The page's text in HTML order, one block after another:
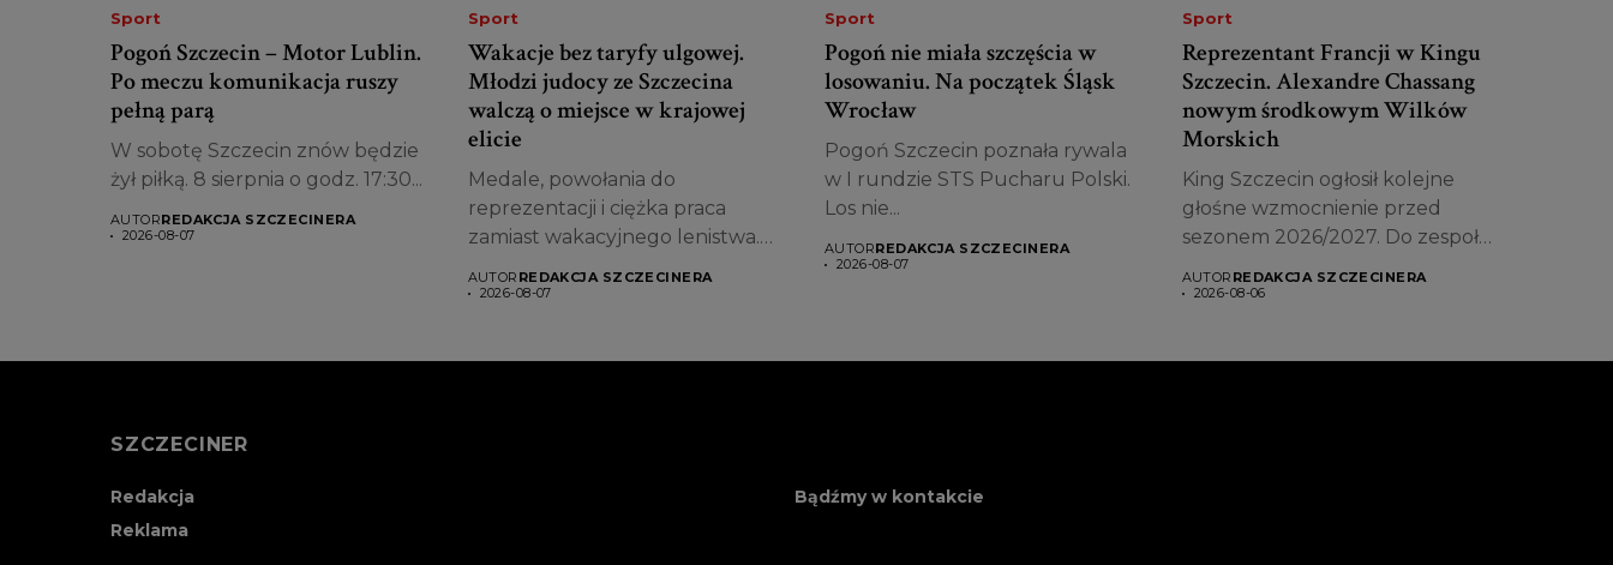
Sport
Pogoń Szczecin – Motor Lublin.
Po meczu komunikacja ruszy
pełną parą
W sobotę Szczecin znów będzie
żył piłką. 8 sierpnia o godz. 17:30...
AUTORREDAKCJA SZCZECINERA
2026-08-07
Sport
Wakacje bez taryfy ulgowej.
Młodzi judocy ze Szczecina
walczą o miejsce w krajowej
elicie
Medale, powołania do
reprezentacji i ciężka praca
zamiast wakacyjnego lenistwa.
AUTOR REDAKCJA SZCZECINERA
2026-08-07
Sport
Pogoń nie miała szczęścia w
losowaniu. Na początek Śląsk
Wrocław
Pogoń Szczecin poznała rywala
w I rundzie STS Pucharu Polski.
Los nie...
AUTORREDAKCJA SZCZECINERA
2026-08-07
Sport
Reprezentant Francji w Kingu
Szczecin. Alexandre Chassang
nowym środkowym Wilków
Morskich
King Szczecin ogłosił kolejne
głośne wzmocnienie przed
sezonem 2026/2027. Do zespołu
AUTOR REDAKCJA SZCZECINERA
2026-08-06
SZCZECINER
Redakcja
Bądźmy w kontakcie
Reklama